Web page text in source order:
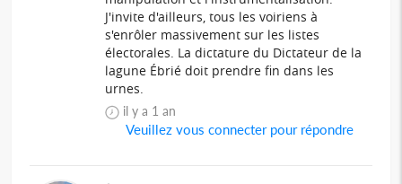
J'invite d'ailleurs, tous les voiriens à
s'enrôler massivement sur les listes
électorales. La dictature du Dictateur de la
lagune Ébrié doit prendre fin dans les
urnes.
il y a 1 an
Veuillez vous connecter pour répondre